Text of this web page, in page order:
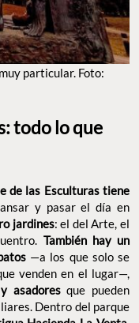
particular. Foto:
todo lo que
de las Esculturas tiene
y pasar el día en
jardines: el del Arte, el
También hay un
—a los que solo se
venden en el lugar—,
asadoresque pueden
Dentro del parque